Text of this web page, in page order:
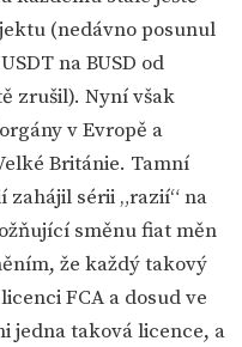
(nedávno posunul
na BUSD od
zrušil). Nyní však
v Evropě a
Británie. Tamní
zahájil sérii „razií“ na
směnu fiat měn
že každý takový
FCA a dosud ve
jedna taková licence, a